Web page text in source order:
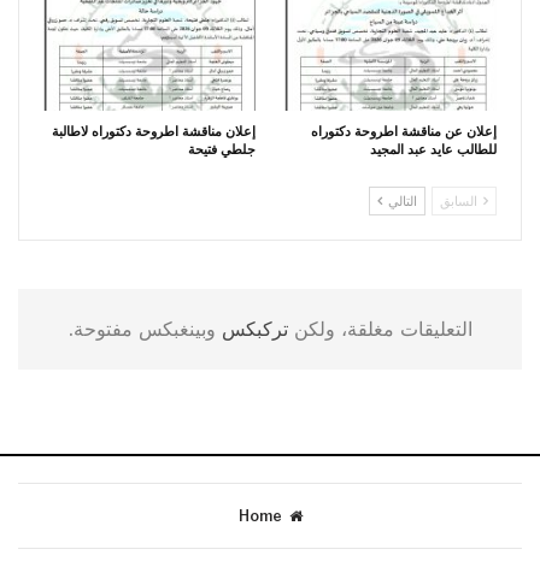
إعلان عن مناقشة اطروحة دكتوراه
للطالب عايد عبد المجيد
إعلان مناقشة اطروحة دكتوراه لاطالبة
جلطي فتيحة
السابق التالي
التعليقات مغلقة، ولكنتركبكس وبينغبكس مفتوحة.
Home